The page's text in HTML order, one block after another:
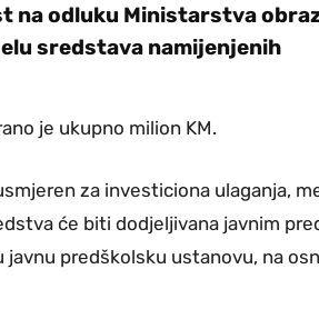
na odluku Ministarstva
sredstava namijenjenih
je ukupno milion KM.
za investiciona ulaganja,
će biti dodjeljivana javnim
javnu predškolsku ustanovu, na